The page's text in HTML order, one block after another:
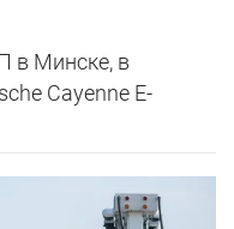
в Минске, в
Cayenne E-